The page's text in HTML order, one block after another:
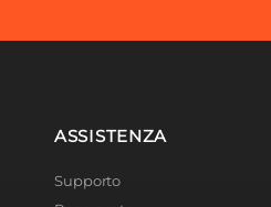
ASSISTENZA
Supporto